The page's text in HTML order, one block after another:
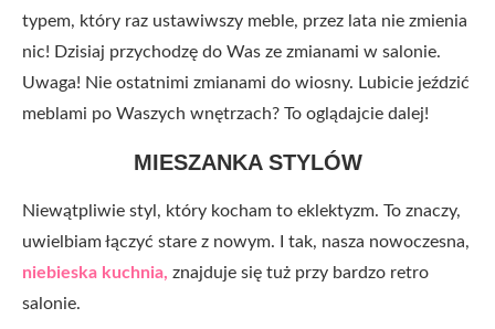
typem, który raz ustawiwszy meble, przez lata nie zmienia
nic! Dzisiaj przychodzę do Was ze zmianami w salonie.
Uwaga! Nie ostatnimi zmianami do wiosny. Lubicie jeździć
meblami po Waszych wnętrzach? To oglądajcie dalej!
MIESZANKA STYLÓW
Niewątpliwie styl, który kocham to eklektyzm. To znaczy,
uwielbiam łączyć stare z nowym. I tak, nasza nowoczesna,
niebieska kuchnia, znajduje się tuż przy bardzo retro
salonie.